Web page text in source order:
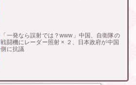
「一発なら誤射では？www」中国、自衛隊の
戦闘機にレーダー照射 × ２、日本政府が中国
側に抗議